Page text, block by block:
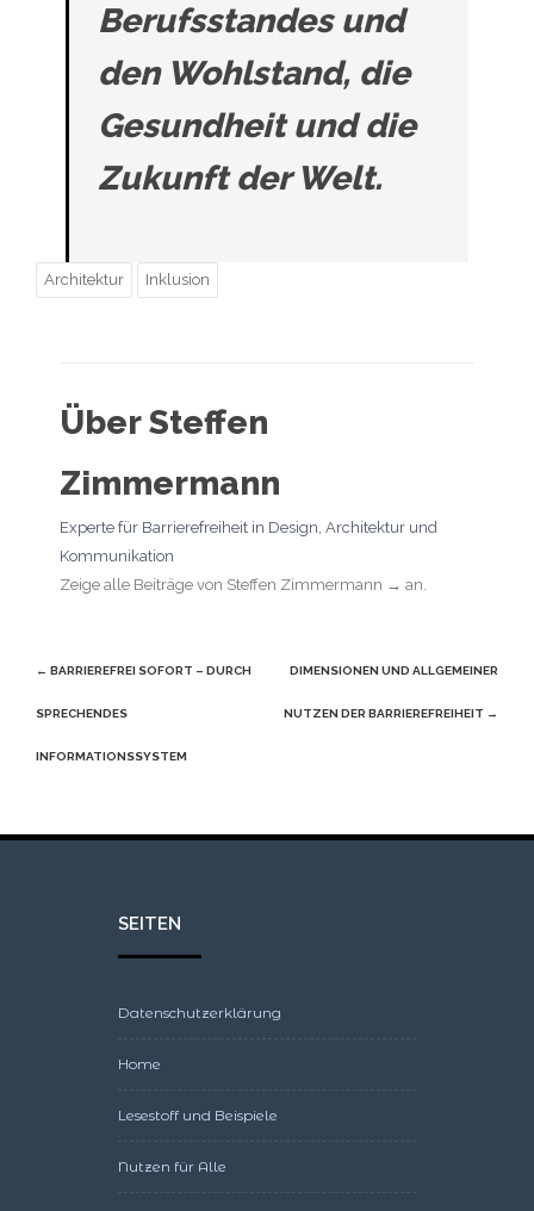
Berufsstandes und
den Wohlstand, die
Gesundheit und die
Zukunft der Welt.
Architektur Inklusion
Über Steffen
Zimmermann
Experte für Barrierefreiheit in Design, Architektur und
Kommunikation
Zeige alle Beiträge von Steffen Zimmermann → an.
Beitragsnavigation
← BARRIEREFREI SOFORT – DURCH
SPRECHENDES
INFORMATIONSSYSTEM
DIMENSIONEN UND ALLGEMEINER
NUTZEN DER BARRIEREFREIHEIT →
SEITEN
Datenschutzerklärung
Home
Lesestoff und Beispiele
Nutzen für Alle